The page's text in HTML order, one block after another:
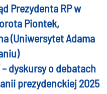
Prezydenta RP w
Piontek,
(Uniwersytet Adama
dyskursy o debatach
prezydenckiej 2025